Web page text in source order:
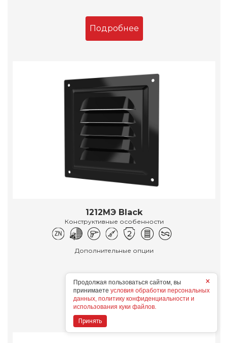
Подробнее
1212МЭ Black
Конструктивные особенности
Дополнительные опции
Подробнее
×
Продолжая пользоваться сайтом, вы
принимаете условия обработки персональных
данных, политику конфиденциальности и
использования куки файлов.
Принять